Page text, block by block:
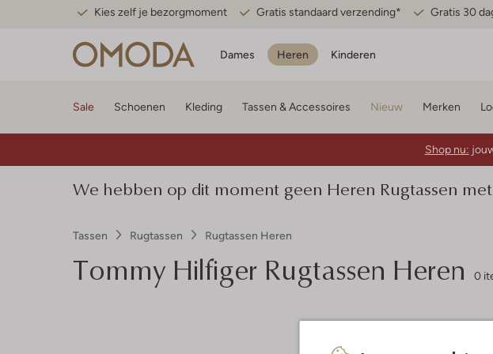
Kies zelf je bezorgmoment Gratis standaard verzending* Gratis 30
Dames Heren Kinderen
Sale Schoenen Kleding Tassen & Accessoires Nieuw Merken
Shop nu:
We hebben op dit moment geen Heren Rugtassen
Tassen Rugtassen Rugtassen Heren
Tommy Hilfiger Rugtassen Heren 0